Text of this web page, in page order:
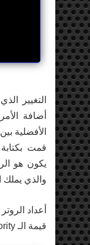
التغيير
يكون هو
والذي يملك الأفضلية
أعداد
قيمة الـ Priority وهي كما يلي